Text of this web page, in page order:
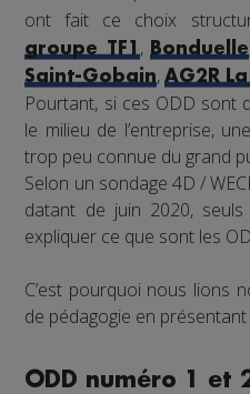
ont fait ce choix
groupe TF1 , Bonduelle
Saint-Gobain,AG2R
Pourtant, si ces ODD sont
le milieu de l’entreprise,
trop peu connue du grand
Selon un sondage 4D /
datant de juin 2020,
expliquer ce que sont les
C’est pourquoi nous lions
de pédagogie en
ODD numéro 1 et